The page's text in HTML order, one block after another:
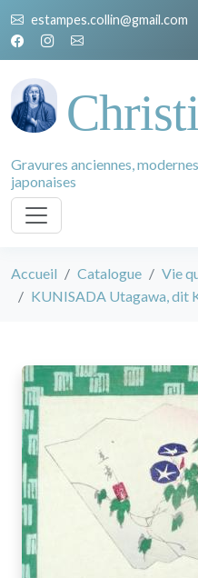
estampes.collin@gmail.com
Gravures anciennes,
japonaises
Accueil Catalogue
Vie
KUNISADA Utagawa, dit